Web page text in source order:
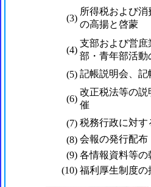
(3)
所得税および
の高揚と啓蒙
(4)
支部および営庶
部・青年部活動
(5) 記帳説明会、記
(6)
改正税法等の説
催
(7) 税務行政に対す
(8) 会報の発行配布
(9) 各情報資料等の
(10) 福利厚生制度の